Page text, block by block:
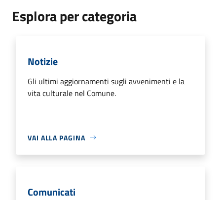
Esplora per categoria
Notizie
Gli ultimi aggiornamenti sugli avvenimenti e la
vita culturale nel Comune.
VAI ALLA PAGINA
Comunicati